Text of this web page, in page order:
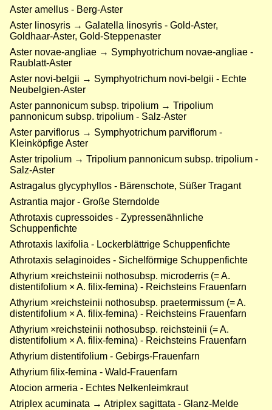
Aster amellus - Berg-Aster
Aster linosyris → Galatella linosyris - Gold-Aster,
Goldhaar-Aster, Gold-Steppenaster
Aster novae-angliae → Symphyotrichum novae-angliae -
Raublatt-Aster
Aster novi-belgii → Symphyotrichum novi-belgii - Echte
Neubelgien-Aster
Aster pannonicum subsp. tripolium → Tripolium
pannonicum subsp. tripolium - Salz-Aster
Aster parviflorus → Symphyotrichum parviflorum -
Kleinköpfige Aster
Aster tripolium → Tripolium pannonicum subsp. tripolium -
Salz-Aster
Astragalus glycyphyllos - Bärenschote, Süßer Tragant
Astrantia major - Große Sterndolde
Athrotaxis cupressoides - Zypressenähnliche
Schuppenfichte
Athrotaxis laxifolia - Lockerblättrige Schuppenfichte
Athrotaxis selaginoides - Sichelförmige Schuppenfichte
Athyrium ×reichsteinii nothosubsp. microderris (= A.
distentifolium × A. filix-femina) - Reichsteins Frauenfarn
Athyrium ×reichsteinii nothosubsp. praetermissum (= A.
distentifolium × A. filix-femina) - Reichsteins Frauenfarn
Athyrium ×reichsteinii nothosubsp. reichsteinii (= A.
distentifolium × A. filix-femina) - Reichsteins Frauenfarn
Athyrium distentifolium - Gebirgs-Frauenfarn
Athyrium filix-femina - Wald-Frauenfarn
Atocion armeria - Echtes Nelkenleimkraut
Atriplex acuminata → Atriplex sagittata - Glanz-Melde